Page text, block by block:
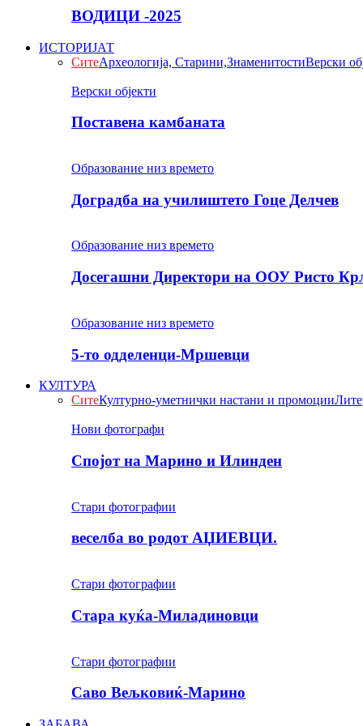
ВОДИЦИ -2025
ИСТОРИЈАТ
СитеАрхеологија, Старини,ЗнаменитостиВерски
Верски објекти
Поставена камбаната
Образование низ времето
Доградба на училиштето Гоце Делчев
Образование низ времето
Досегашни Директори на ООУ Ристо
Образование низ времето
5-то одделенци-Мршевци
КУЛТУРА
СитеКултурно-уметнички настани и промоции
Нови фотографи
Спојот на Марино и Илинден
Стари фотографии
веселба во родот АЏИЕВЦИ.
Стари фотографии
Стара куќа-Миладиновци
Стари фотографии
Саво Вељковиќ-Марино